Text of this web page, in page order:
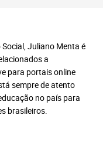
Juliano Menta é
a
para portais online
sempre de atento
no país para
brasileiros.